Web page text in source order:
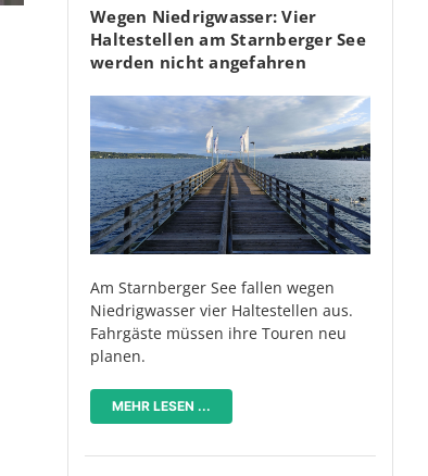
Wegen Niedrigwasser: Vier
Haltestellen am Starnberger See
werden nicht angefahren
Am Starnberger See fallen wegen
Niedrigwasser vier Haltestellen aus.
Fahrgäste müssen ihre Touren neu
planen.
MEHR LESEN ...